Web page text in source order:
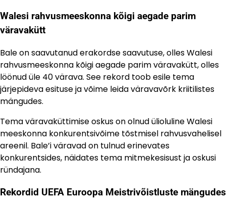
Walesi rahvusmeeskonna kõigi aegade parim
väravakütt
Bale on saavutanud erakordse saavutuse, olles Walesi
rahvusmeeskonna kõigi aegade parim väravakütt, olles
löönud üle 40 värava. See rekord toob esile tema
järjepideva esituse ja võime leida väravavõrk kriitilistes
mängudes.
Tema väravaküttimise oskus on olnud ülioluline Walesi
meeskonna konkurentsivõime tõstmisel rahvusvahelisel
areenil. Bale’i väravad on tulnud erinevates
konkurentsides, näidates tema mitmekesisust ja oskusi
ründajana.
Rekordid UEFA Euroopa Meistrivõistluste mängudes